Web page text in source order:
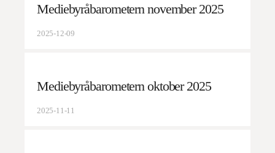
Mediebyråbarometern november 2025
2025-12-09
Mediebyråbarometern oktober 2025
2025-11-11